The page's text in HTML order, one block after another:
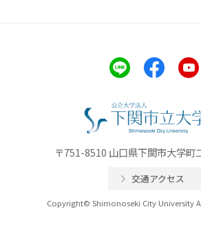
〒751-8510 山口県下関市大学町
交通アクセス
Copyright© Shimonoseki City University